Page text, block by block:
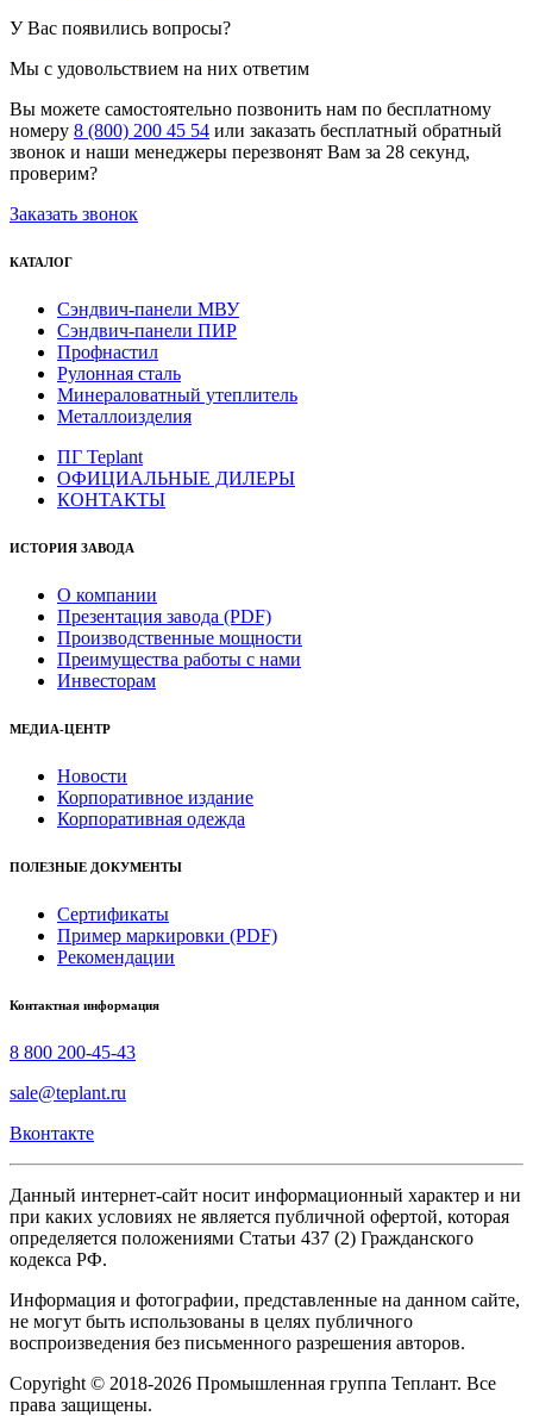
У Вас появились вопросы?
Мы с удовольствием на них ответим
Вы можете самостоятельно позвонить нам по бесплатному
номеру 8 (800) 200 45 54 или заказать бесплатный обратный
звонок и наши менеджеры перезвонят Вам за 28 секунд,
проверим?
Заказать звонок
КАТАЛОГ
Сэндвич-панели МВУ
Сэндвич-панели ПИР
Профнастил
Рулонная сталь
Минераловатный утеплитель
Металлоизделия
ПГ Teplant
ОФИЦИАЛЬНЫЕ ДИЛЕРЫ
КОНТАКТЫ
ИСТОРИЯ ЗАВОДА
О компании
Презентация завода (PDF)
Производственные мощности
Преимущества работы с нами
Инвесторам
МЕДИА-ЦЕНТР
Новости
Корпоративное издание
Корпоративная одежда
ПОЛЕЗНЫЕ ДОКУМЕНТЫ
Сертификаты
Пример маркировки (PDF)
Рекомендации
Контактная информация
8 800 200-45-43
sale@teplant.ru
Вконтакте
Данный интернет-сайт носит информационный характер и ни
при каких условиях не является публичной офертой, которая
определяется положениями Статьи 437 (2) Гражданского
кодекса РФ.
Информация и фотографии, представленные на данном сайте,
не могут быть использованы в целях публичного
воспроизведения без письменного разрешения авторов.
Copyright © 2018-2026 Промышленная группа Теплант. Все
права защищены.